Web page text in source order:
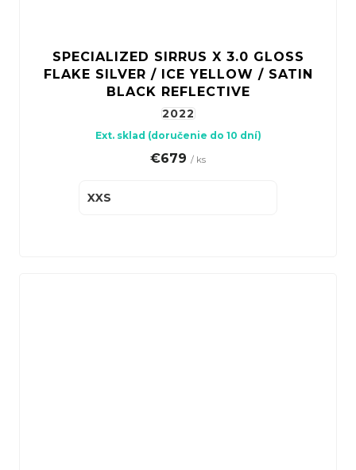
SPECIALIZED SIRRUS X 3.0 GLOSS
FLAKE SILVER / ICE YELLOW / SATIN
BLACK REFLECTIVE
2022
Ext. sklad (doručenie do 10 dní)
€679 / ks
XXS